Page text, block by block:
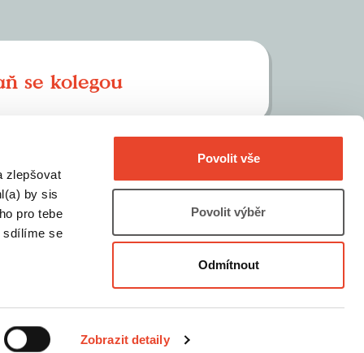
zlepšovat
by sis
pro tebe
sdílíme se
Zobrazit detaily
Povolit vše
Povolit výběr
Odmítnout
se kolegou